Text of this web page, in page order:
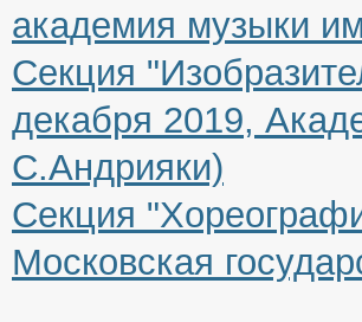
академия музыки
Секция
декабря 2019,
С.Андрияки)
Секция
Московская